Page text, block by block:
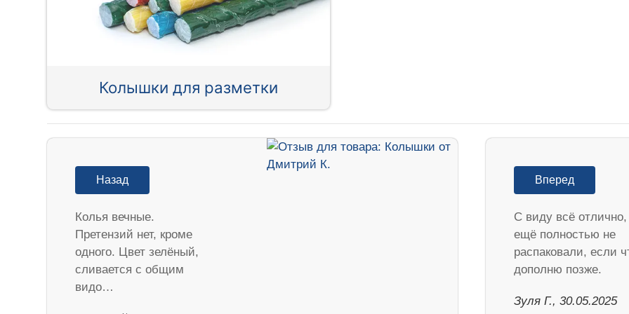
Колышки для разметки
Назад
Колья вечные.
Претензий нет, кроме
одного. Цвет зелёный,
сливается с общим
видо…
Вперед
С виду всё отлично,
ещё полностью не
распаковали, если
дополню позже.
Зуля Г., 30.05.2025